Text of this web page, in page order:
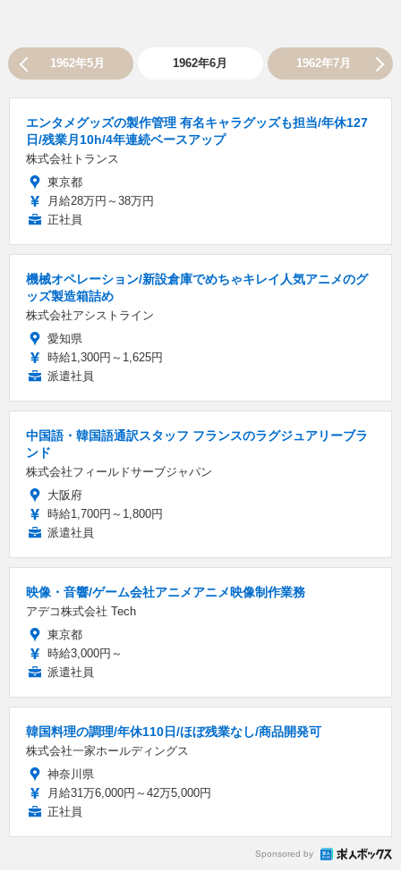
1962年5月 1962年6月 1962年7月
エンタメグッズの製作管理 有名キャラグッズも担当/年休127
日/残業月10h/4年連続ベースアップ
株式会社トランス
東京都
月給28万円～38万円
正社員
機械オペレーション/新設倉庫でめちゃキレイ人気アニメのグ
ッズ製造箱詰め
株式会社アシストライン
愛知県
時給1,300円～1,625円
派遣社員
中国語・韓国語通訳スタッフ フランスのラグジュアリーブラ
ンド
株式会社フィールドサーブジャパン
大阪府
時給1,700円～1,800円
派遣社員
映像・音響/ゲーム会社アニメアニメ映像制作業務
アデコ株式会社 Tech
東京都
時給3,000円～
派遣社員
韓国料理の調理/年休110日/ほぼ残業なし/商品開発可
株式会社一家ホールディングス
神奈川県
月給31万6,000円～42万5,000円
正社員
Sponsored by